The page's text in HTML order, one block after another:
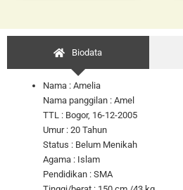
Biodata
Nama : Amelia
Nama panggilan : Amel
TTL : Bogor, 16-12-2005
Umur : 20 Tahun
Status : Belum Menikah
Agama : Islam
Pendidikan : SMA